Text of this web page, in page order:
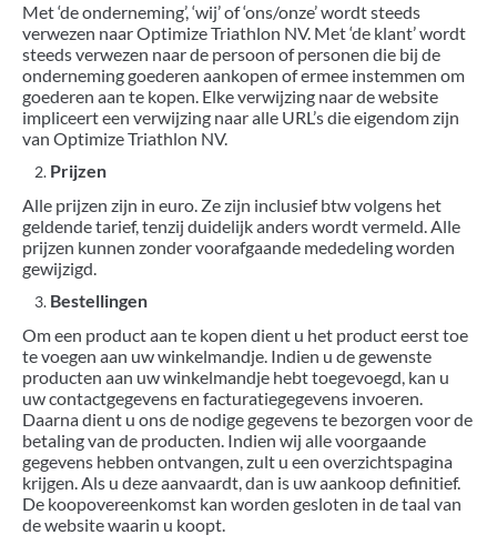
Met ‘de onderneming’, ‘wij’ of ‘ons/onze’ wordt steeds
verwezen naar Optimize Triathlon NV. Met ‘de klant’ wordt
steeds verwezen naar de persoon of personen die bij de
onderneming goederen aankopen of ermee instemmen om
goederen aan te kopen. Elke verwijzing naar de website
impliceert een verwijzing naar alle URL’s die eigendom zijn
van Optimize Triathlon NV.
Prijzen
Alle prijzen zijn in euro. Ze zijn inclusief btw volgens het
geldende tarief, tenzij duidelijk anders wordt vermeld. Alle
prijzen kunnen zonder voorafgaande mededeling worden
gewijzigd.
Bestellingen
Om een product aan te kopen dient u het product eerst toe
te voegen aan uw winkelmandje. Indien u de gewenste
producten aan uw winkelmandje hebt toegevoegd, kan u
uw contactgegevens en facturatiegegevens invoeren.
Daarna dient u ons de nodige gegevens te bezorgen voor de
betaling van de producten. Indien wij alle voorgaande
gegevens hebben ontvangen, zult u een overzichtspagina
krijgen. Als u deze aanvaardt, dan is uw aankoop definitief.
De koopovereenkomst kan worden gesloten in de taal van
de website waarin u koopt.